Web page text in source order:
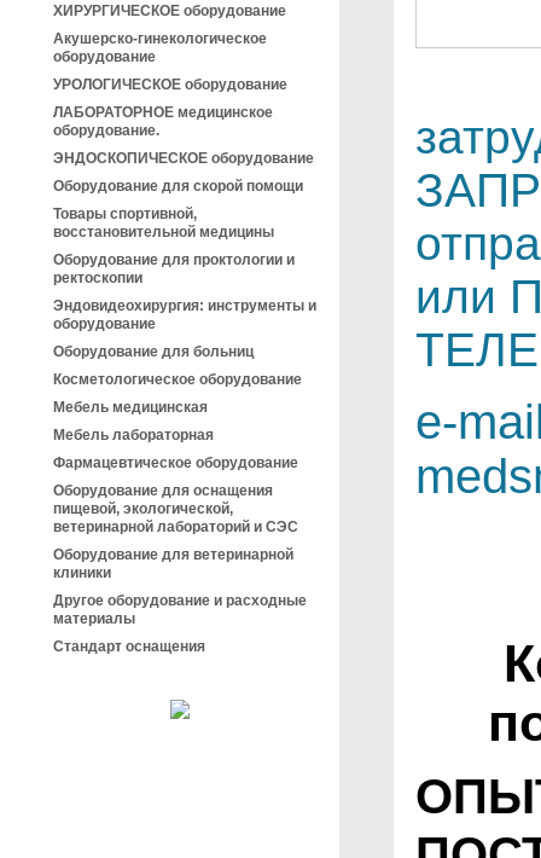
ХИРУРГИЧЕСКОЕ оборудование
Акушерско-гинекологическое
оборудование
УРОЛОГИЧЕСКОЕ оборудование
ЛАБОРАТОРНОЕ медицинское
оборудование.
ЭНДОСКОПИЧЕСКОЕ оборудование
Оборудование для скорой помощи
Товары спортивной,
восстановительной медицины
Оборудование для проктологии и
ректоскопии
Эндовидеохирургия: инструменты и
оборудование
Оборудование для больниц
Косметологическое оборудование
Мебель медицинская
Мебель лабораторная
Фармацевтическое оборудование
Оборудование для оснащения
пищевой, экологической,
ветеринарной лабораторий и СЭС
Оборудование для ветеринарной
клиники
Другое оборудование и расходные
материалы
Стандарт оснащения
или
e-